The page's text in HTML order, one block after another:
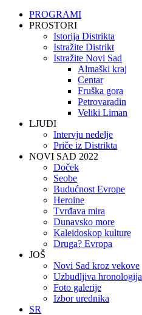
PROGRAMI
PROSTORI
Istorija Distrikta
Istražite Distrikt
Istražite Novi Sad
Almaški kraj
Centar
Fruška gora
Petrovaradin
Veliki Liman
LJUDI
Intervju nedelje
Priče iz Distrikta
NOVI SAD 2022
Doček
Seobe
Budućnost Evrope
Heroine
Tvrđava mira
Dunavsko more
Kaleidoskop kulture
Druga? Evropa
JOŠ
Novi Sad kroz vekove
Uzbudljiva hronologija
Foto galerije
Izbor urednika
SR